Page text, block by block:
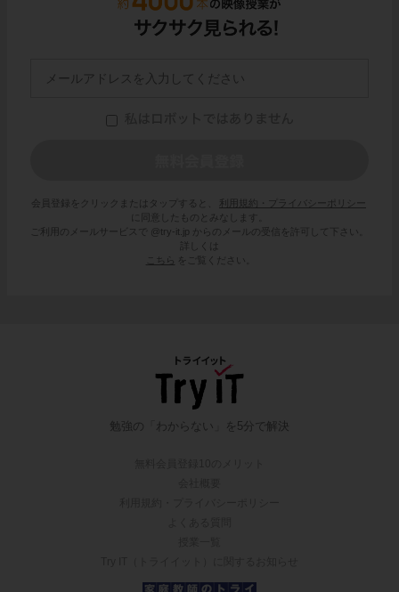
会員登録をクリックまたはタップすると、
利用規約・プライバシーポリシー
に同意したものとみなします。
ご利用のメールサービスで @try-it.jp からのメールの受信を許可して下さい。
詳しくは
こちら
をご覧ください。
勉強の「わからない」を5分で解決